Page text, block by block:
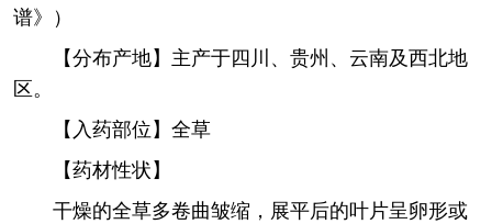
谱》）
【分布产地】主产于四川、贵州、云南及西北地
区。
【入药部位】全草
【药材性状】
干燥的全草多卷曲皱缩，展平后的叶片呈卵形或